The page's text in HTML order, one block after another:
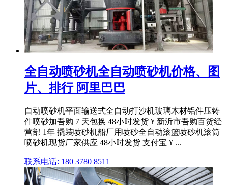
全自动喷砂机全自动喷砂机价格、图
片、排行 阿里巴巴
自动喷砂机平面输送式全自动打沙机玻璃木材铝件压铸
件喷砂加吾购 7 天包换 48小时发货 ¥ 新沂市吾购百货经
营部 1年 撬装喷砂机船厂用喷砂全自动滚篮喷砂机滚筒
喷砂机现货厂家供应 48小时发货 支付宝 ¥ ...
联系电话: 180 3780 8511